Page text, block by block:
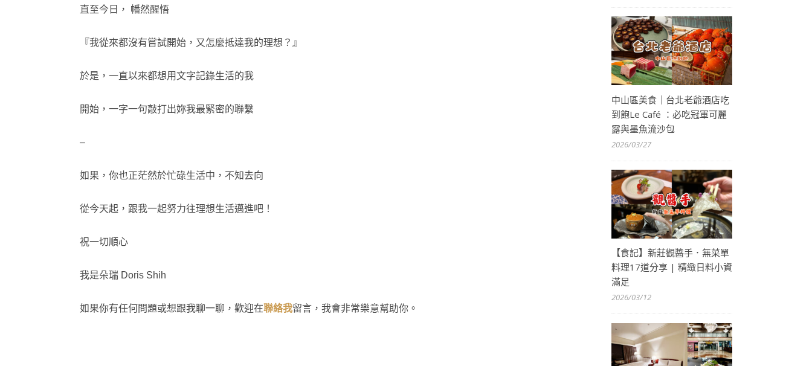
直至今日， 幡然醒悟
『我從來都沒有嘗試開始，又怎麼抵達我的理想？』
於是，一直以來都想用文字記錄生活的我
開始，一字一句敲打出妳我最緊密的聯繫
–
如果，你也正茫然於忙碌生活中，不知去向
從今天起，跟我一起努力往理想生活邁進吧！
祝一切順心
我是朵瑞 Doris Shih
如果你有任何問題或想跟我聊一聊，歡迎在聯絡我留言，我會非常樂意幫助你。
中山區美食｜台北老爺酒店吃
到飽Le Café ：必吃冠軍可麗
露與墨魚流沙包
2026/03/27
【食記】新莊觀醬手．無菜單
料理17道分享 | 精緻日料小資
滿足
2026/03/12